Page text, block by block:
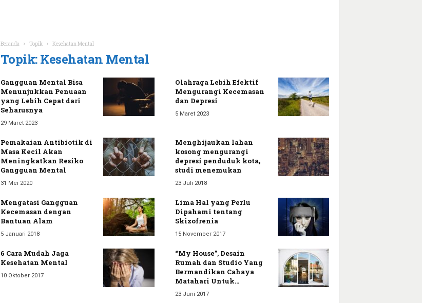
Beranda Topik Kesehatan Mental
Topik: Kesehatan Mental
Gangguan Mental Bisa
Menunjukkan Penuaan
yang Lebih Cepat dari
Seharusnya
29 Maret 2023
Olahraga Lebih Efektif
Mengurangi Kecemasan
dan Depresi
5 Maret 2023
Pemakaian Antibiotik di
Masa Kecil Akan
Meningkatkan Resiko
Gangguan Mental
31 Mei 2020
Menghijaukan lahan
kosong mengurangi
depresi penduduk kota,
studi menemukan
23 Juli 2018
Mengatasi Gangguan
Kecemasan dengan
Bantuan Alam
5 Januari 2018
Lima Hal yang Perlu
Dipahami tentang
Skizofrenia
15 November 2017
6 Cara Mudah Jaga
Kesehatan Mental
10 Oktober 2017
“My House”, Desain
Rumah dan Studio Yang
Bermandikan Cahaya
Matahari Untuk...
23 Juni 2017